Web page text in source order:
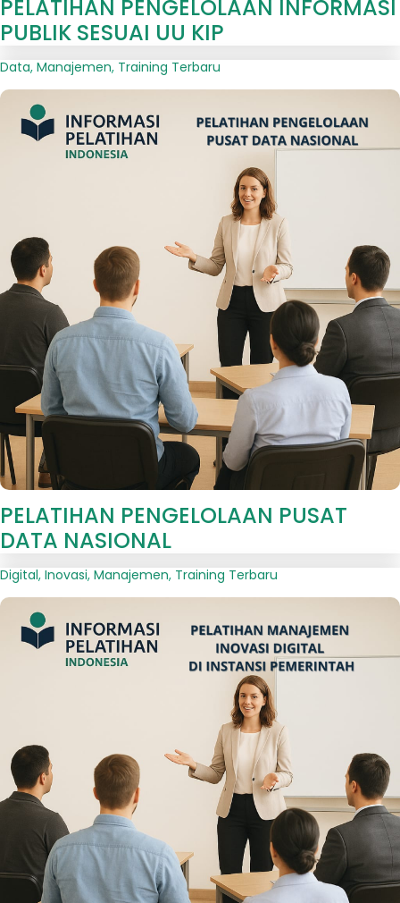
PELATIHAN PENGELOLAAN INFORMASI
PUBLIK SESUAI UU KIP
Data, Manajemen, Training Terbaru
PELATIHAN PENGELOLAAN PUSAT
DATA NASIONAL
Digital, Inovasi, Manajemen, Training Terbaru